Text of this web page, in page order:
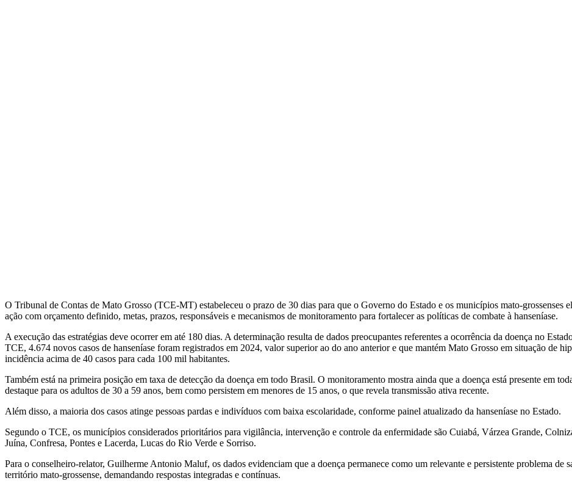
O Tribunal de Contas de Mato Grosso (TCE-MT) estabeleceu o prazo de 30 dias para que o Governo do Estado e os municípios mato-grossenses
ação com orçamento definido, metas, prazos, responsáveis e mecanismos de monitoramento para fortalecer as políticas de combate à hanseníase.
A execução das estratégias deve ocorrer em até 180 dias. A determinação resulta de dados preocupantes referentes a ocorrência da doença no
TCE, 4.674 novos casos de hanseníase foram registrados em 2024, valor superior ao do ano anterior e que mantém Mato Grosso em situação de
incidência acima de 40 casos para cada 100 mil habitantes.
Também está na primeira posição em taxa de detecção da doença em todo Brasil. O monitoramento mostra ainda que a doença está presente em
destaque para os adultos de 30 a 59 anos, bem como persistem em menores de 15 anos, o que revela transmissão ativa recente.
Além disso, a maioria dos casos atinge pessoas pardas e indivíduos com baixa escolaridade, conforme painel atualizado da hanseníase no Estado.
Segundo o TCE, os municípios considerados prioritários para vigilância, intervenção e controle da enfermidade são Cuiabá, Várzea Grande,
Juína, Confresa, Pontes e Lacerda, Lucas do Rio Verde e Sorriso.
Para o conselheiro-relator, Guilherme Antonio Maluf, os dados evidenciam que a doença permanece como um relevante e persistente problema de
território mato-grossense, demandando respostas integradas e contínuas.